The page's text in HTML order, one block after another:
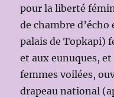
pour la liberté
de chambre
palais de Topkapi)
et aux eunuques,
femmes voilées,
drapeau national